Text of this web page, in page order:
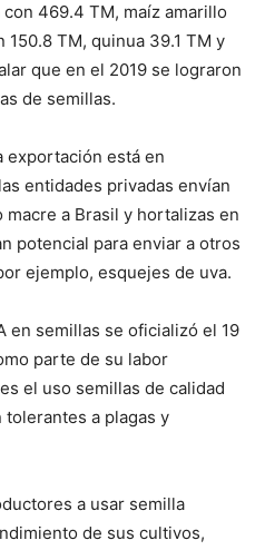
con 469.4 TM, maíz amarillo
TM, quinua 39.1 TM y
que en el 2019 se lograron
de semillas.
exportación está en
entidades privadas envían
a Brasil y hortalizas en
potencial para enviar a otros
ejemplo, esquejes de uva.
en semillas se oficializó el 19
parte de su labor
el uso semillas de calidad
a plagas y
a usar semilla
de sus cultivos,